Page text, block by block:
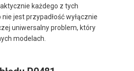
każdego z tych
jest przypadłość wyłącznie
uniwersalny problem, który
modelach.